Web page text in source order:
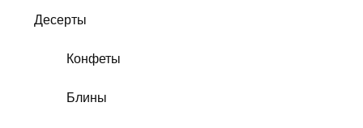
Десерты
Конфеты
Блины